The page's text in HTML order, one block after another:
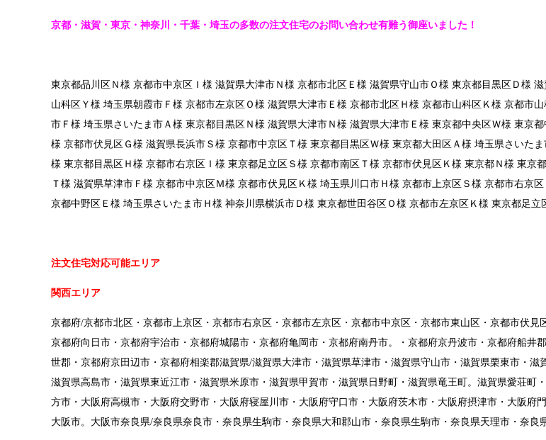
京都・滋賀・東京・神奈川・千葉・埼玉の多数の注文住宅のお問い合わせ有難う御座いました！
東京都品川区Ｎ様 京都市中京区Ｉ様 滋賀県大津市Ｎ様 京都市北区Ｅ様 滋賀県守山市Ｏ様 東京都目黒区Ｄ
山科区Ｙ様 埼玉県朝霞市Ｆ様 京都市左京区Ｏ様 滋賀県大津市Ｅ様 京都市北区Ｈ様 京都市山科区Ｋ様 京都市
市Ｆ様 埼玉県さいたま市Ａ様 東京都目黒区Ｎ様 滋賀県大津市Ｎ様 滋賀県大津市Ｅ様 東京都中央区Ｗ様 東京
様 京都市伏見区Ｇ様 滋賀県長浜市Ｓ様 京都市中京区Ｔ様 東京都目黒区Ｗ様 東京都大田区Ａ様 埼玉県さいた
様 東京都目黒区Ｈ様 京都市右京区Ｉ様 東京都足立区Ｓ様 京都市南区Ｔ様 京都市伏見区Ｋ様 東京都Ｎ様 東
Ｔ様 滋賀県草津市Ｆ様 京都市中京区Ｍ様 京都市伏見区Ｋ様 埼玉県川口市Ｈ様 京都市上京区Ｓ様 京都市右京
京都中野区Ｅ様 埼玉県さいたま市Ｈ様 神奈川県横浜市Ｄ様 東京都世田谷区Ｏ様 京都市左京区Ｋ様 東京都足立
注文住宅対応可能エリア
関西エリア
京都府/京都市北区・京都市上京区・京都市右京区・京都市左京区・京都市中京区・京都市東山区・京都市伏
京都府向日市・京都府宇治市・京都府城陽市・京都府亀岡市・京都府南丹市。・京都府京丹波市・京都府船
世郡・京都府京田辺市・京都府相楽郡滋賀県/滋賀県大津市・滋賀県草津市・滋賀県守山市・滋賀県栗東市・
滋賀県高島市・滋賀県東近江市・滋賀県米原市・滋賀県甲賀市・滋賀県日野町・滋賀県竜王町。滋賀県愛荘
方市・大阪府高槻市・大阪府交野市・大阪府寝屋川市・大阪府守口市・大阪府茨木市・大阪府摂津市・大阪
大阪市。大阪市奈良県/奈良県奈良市・奈良県生駒市・奈良県大和郡山市・奈良県生駒市・奈良県天理市・奈